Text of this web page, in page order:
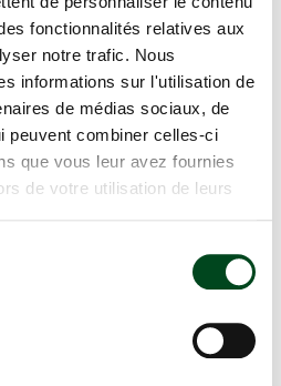
fonctionnalités relatives aux
notre trafic. Nous
informations sur l'utilisation de
de médias sociaux, de
peuvent combiner celles-ci
que vous leur avez fournies
de votre utilisation de leurs
D’UN MURET ET
CLÔTURE À MESSIMY